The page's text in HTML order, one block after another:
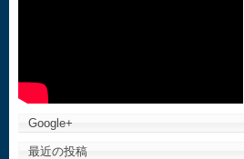
Google+
最近の投稿